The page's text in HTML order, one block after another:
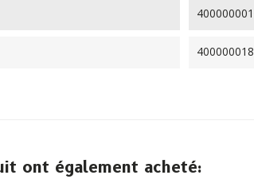
ont également acheté: